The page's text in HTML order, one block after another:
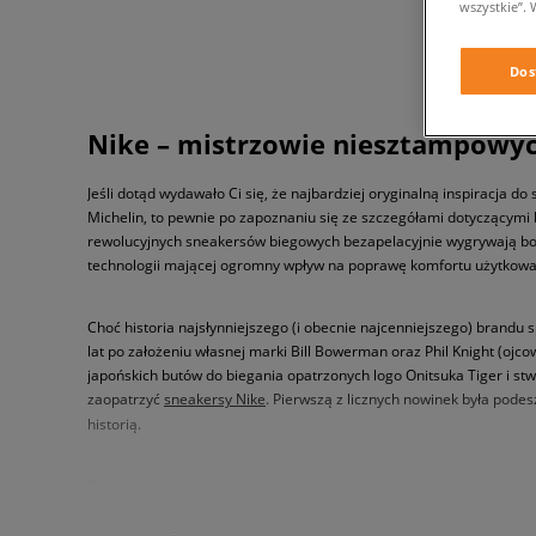
Nike – mistrzowie
Jeśli dotąd wydawało Ci się, że najbardziej oryginalną inspiracja do
Michelin, to pewnie po zapoznaniu się ze szczegółami
rewolucyjnych sneakersów biegowych bezapelacyjnie wygrywają
technologii mającej ogromny wpływ na poprawę komfortu
Choć historia najsłynniejszego (i obecnie najcenniejszego) brandu
lat po założeniu własnej marki Bill Bowerman oraz Phil Knight
japońskich butów do biegania opatrzonych logo Onitsuka Tiger i
zaopatrzyć sneakersy Nike. Pierwszą z licznych nowinek była
historią.
Pomysł na stworzenie tego oryginalnego rozwiązania przyszedł
wszystkie”.